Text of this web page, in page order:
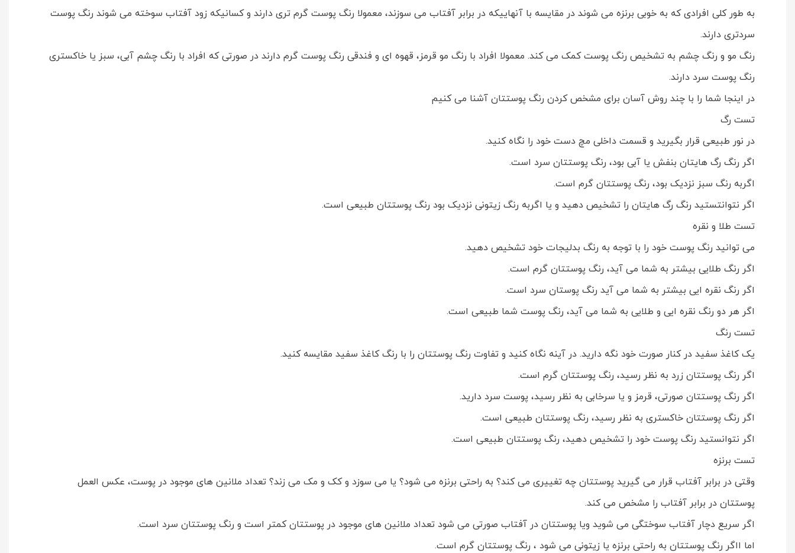
به طور کلی افرادی که به خوبی برنزه می شوند در مقایسه با آنهاییکه در برابر آفتاب می سوزند، معمولا رنگ پوست گرم تری دارند و کسانیکه زود آفتاب سوخته می شوند رنگ پوست
سردتری دارند.
رنگ مو و رنگ چشم به تشخیص رنگ پوست کمک می کند. معمولا افراد با رنگ مو قرمز، قهوه ای و فندقی رنگ پوست گرم دارند در صورتی که افراد با رنگ چشم آبی، سبز یا خاکستری
رنگ پوست سرد دارند.
در اینجا شما را با چند روش آسان برای مشخص کردن رنگ پوستتان آشنا می کنیم
تست رگ
در نور طبیعی قرار بگیرید و قسمت داخلی مچ دست خود را نگاه کنید.
اگر رنگ رگ هایتان بنفش یا آبی بود، رنگ پوستتان سرد است.
اگربه رنگ سبز نزدیک بود، رنگ پوستتان گرم است.
اگر نتوانتستید رنگ رگ هایتان را تشخیص دهید و یا اگربه رنگ زیتونی نزدیک بود رنگ پوستتان طبیعی است.
تست طلا و نقره
می توانید رنگ پوست خود را با توجه به رنگ بدلیجات خود تشخیص دهید.
اگر رنگ طلایی بیشتر به شما می آید، رنگ پوستتان گرم است.
اگر رنگ نقره ایی بیشتر به شما می آید رنگ پوستان سرد است.
اگر هر دو رنگ نقره ایی و طلایی به شما می آید، رنگ پوست شما طبیعی است.
تست رنگ
یک کاغذ سفید در کنار صورت خود نگه دارید. در آینه نگاه کنید و تفاوت رنگ پوستتان را با رنگ کاغذ سفید مقایسه کنید.
اگر رنگ پوستتان زرد به نظر رسید، رنگ پوستتان گرم است.
اگر رنگ پوستتان صورتی، قرمز و یا سرخابی به نظر رسید، پوست سرد دارید.
اگر رنگ پوستتان خاکستری به نظر رسید، رنگ پوستتان طبیعی است.
اگر نتوانستید رنگ پوست خود را تشخیص دهید، رنگ پوستتان طبیعی است.
تست برنزه
وقتی در برابر آفتاب قرار می گیرید پوستتان چه تغییری می کند؟ به راحتی برنزه می شود؟ یا می سوزد و کک و مک می زند؟ تعداد ملانین های موجود در پوست، عکس العمل
پوستتان در برابر آفتاب را مشخص می کند.
اگر سریع دچار آفتاب سوختگی می شوید ویا پوستتان در آفتاب صورتی می شود تعداد ملانین های موجود در پوستتان کمتر است و رنگ پوستتان سرد است.
اما ااگر رنگ پوستتان به راحتی برنزه یا زیتونی می شود ، رنگ پوستتان گرم است.